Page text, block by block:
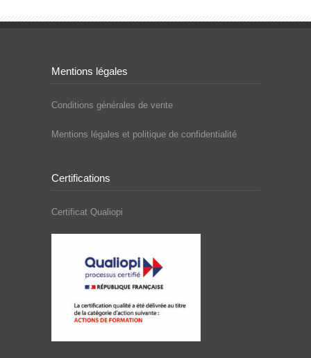
Mentions légales
Conditions générales de vente
Mentions légales et politique de confidentialité
Certifications
Certificat Qualiopi